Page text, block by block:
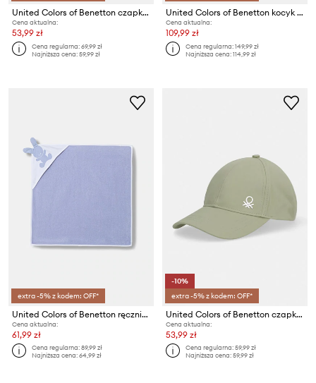
United Colors of Benetton czapka z daszkiem dziecięca bawełniana
Cena aktualna:
53,99 zł
Cena regularna:69,99 zł
Najniższa cena:59,99 zł
United Colors of Benetton kocyk dziecięcy bawełniany
Cena aktualna:
109,99 zł
Cena regularna:149,99 zł
Najniższa cena:114,99 zł
extra -5% z kodem: OFF*
United Colors of Benetton ręcznik z kapturem dziecięcy bawełniany
Cena aktualna:
61,99 zł
Cena regularna:89,99 zł
Najniższa cena:64,99 zł
-10%
extra -5% z kodem: OFF*
United Colors of Benetton czapka z daszkiem dziecięca bawełniana
Cena aktualna:
53,99 zł
Cena regularna:59,99 zł
Najniższa cena:59,99 zł